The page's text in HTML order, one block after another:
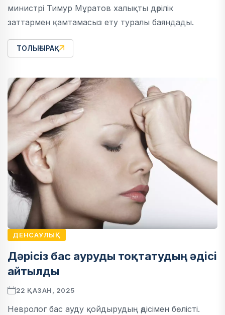
министрі Тимур Мұратов халықты дәрілік
заттармен қамтамасыз ету туралы баяндады.
ТОЛЫҒЫРАҚ
ДЕНСАУЛЫҚ
Дәрісіз бас ауруды тоқтатудың әдісі
айтылды
22 ҚАЗАН, 2025
Невролог бас ауду қойдырудың әдісімен бөлісті.